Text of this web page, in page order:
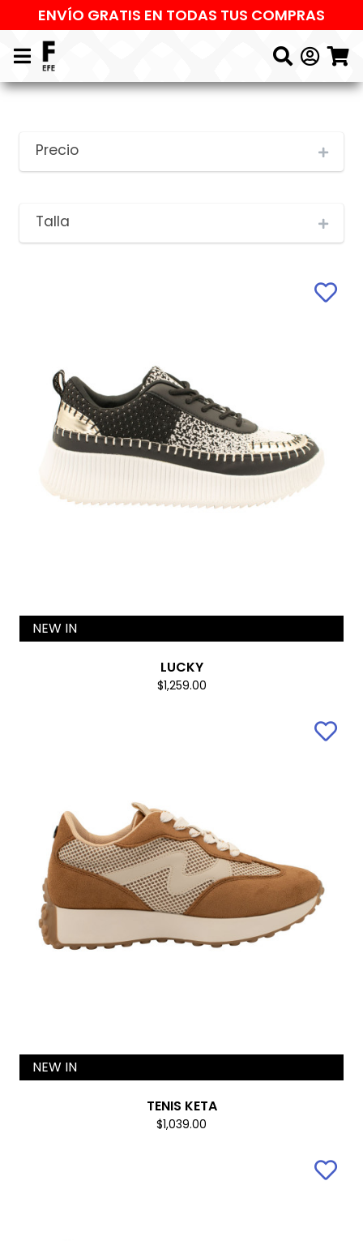
ENVÍO GRATIS EN TODAS TUS COMPRAS
Precio
Talla
NEW IN
LUCKY
$1,259.00
NEW IN
TENIS KETA
$1,039.00